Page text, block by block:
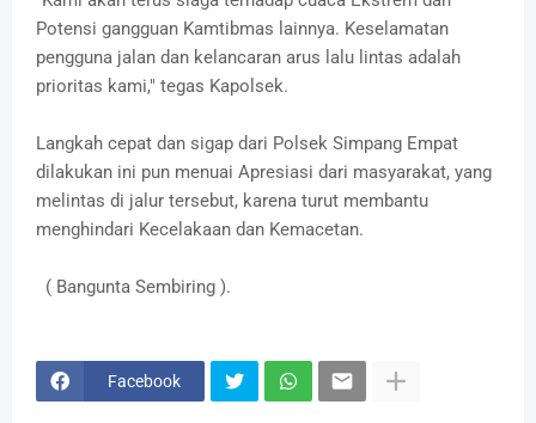
Potensi gangguan Kamtibmas lainnya. Keselamatan
pengguna jalan dan kelancaran arus lalu lintas adalah
prioritas kami," tegas Kapolsek.
Langkah cepat dan sigap dari Polsek Simpang Empat
dilakukan ini pun menuai Apresiasi dari masyarakat, yang
melintas di jalur tersebut, karena turut membantu
menghindari Kecelakaan dan Kemacetan.
( Bangunta Sembiring ).
Facebook